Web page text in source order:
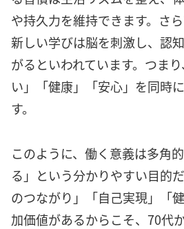
や持久力を維持できます。さ
新しい学びは脳を刺激し、認
がるといわれています。つま
い」「健康」「安心」を同時
す。
このように、働く意義は多角
る」という分かりやすい目的
のつながり」「自己実現」「
加価値があるからこそ、70代